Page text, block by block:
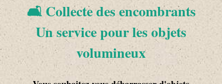
🛋️ Collecte des encombrants
Un service pour les objets
volumineux